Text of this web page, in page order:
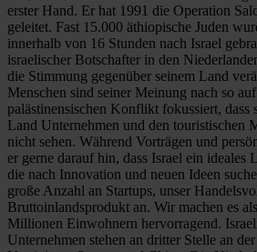
erster Hand. Er hat 1991 die Operation
geleitet. Fast 15.000 äthiopische Juden
innerhalb von 16 Stunden nach Israel
israelischer Botschafter in den
die Stimmung gegenüber seinem Land
Menschen sind seiner Meinung nach so
palästinensischen Konflikt fokussiert, dass
Land Unternehmen und den touristischen
nicht sehen. Während Vorträgen und
er gerne darauf hin, dass Israel ein ideales
die nach Innovation und neuen Ideen
große Anzahl an Startups, unser
Bruttoinlandsprodukt an. Wir machen es
Millionen Einwohnern hervorragend.
Unternehmen stehen an dritter Stelle an